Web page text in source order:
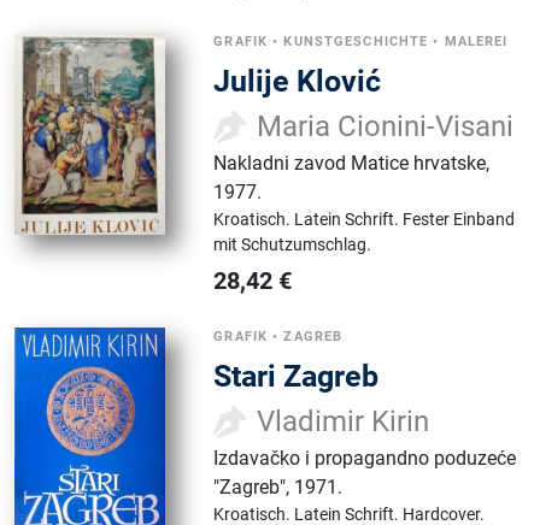
GRAFIK •KUNSTGESCHICHTE • MALEREI
Julije Klović
Maria Cionini-Visani
Nakladni zavod Matice hrvatske,
1977.
Kroatisch. Latein Schrift. Fester Einband
mit Schutzumschlag.
28,42 €
GRAFIK •ZAGREB
Stari Zagreb
Vladimir Kirin
Izdavačko i propagandno poduzeće
"Zagreb", 1971.
Kroatisch. Latein Schrift. Hardcover.